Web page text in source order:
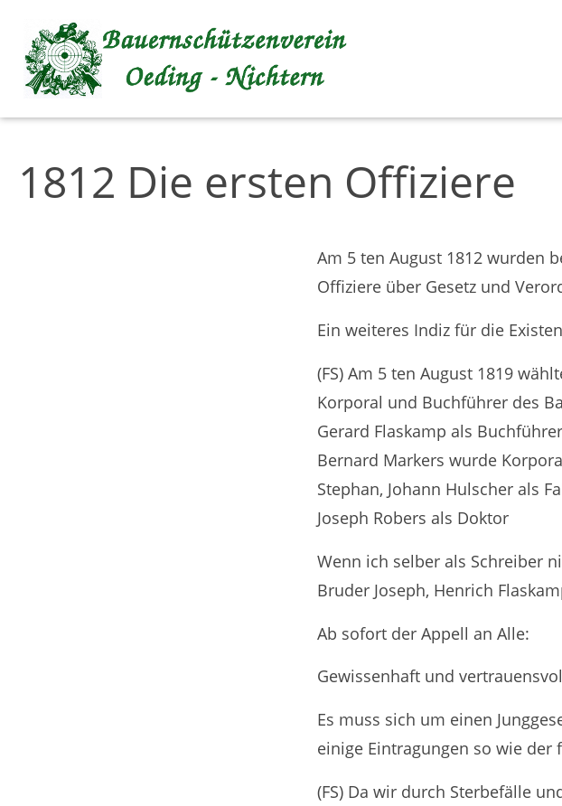
Inhalt anspringen
1812 Die ersten Offiziere
Am 5 ten August 1812 wurden
Offiziere über Gesetz und
Ein weiteres Indiz für die
(FS) Am 5 ten August 1819
Korporal und Buchführer des
Gerard Flaskamp als Buchführer
Bernard Markers wurde
Stephan, Johann Hulscher als
Joseph Robers als Doktor
Wenn ich selber als Schreiber
Bruder Joseph, Henrich
Ab sofort der Appell an Alle:
Gewissenhaft und
Es muss sich um einen
einige Eintragungen so wie der
(FS) Da wir durch Sterbefälle